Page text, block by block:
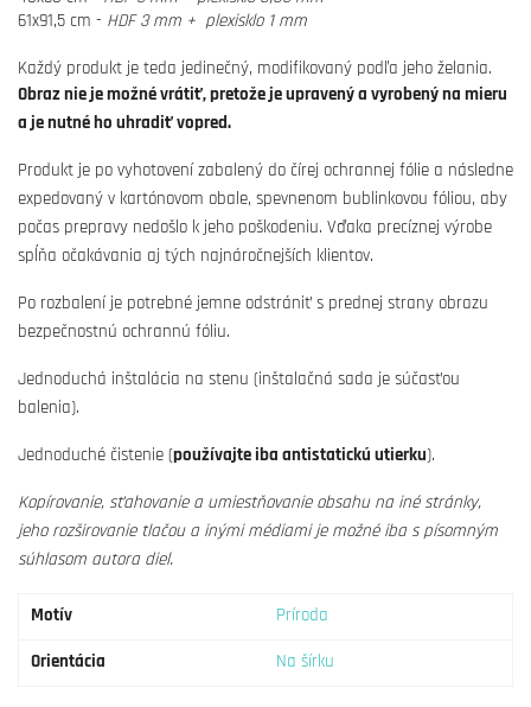
61x91,5 cm - HDF 3 mm + plexisklo 1 mm
Každý produkt je teda jedinečný, modifikovaný podľa jeho želania.
Obraz nie je možné vrátiť, pretože je upravený a vyrobený na mieru
a je nutné ho uhradiť vopred.
Produkt je po vyhotovení zabalený do čírej ochrannej fólie a následne
expedovaný v kartónovom obale, spevnenom bublinkovou fóliou, aby
počas prepravy nedošlo k jeho poškodeniu. Vďaka precíznej výrobe
spĺňa očakávania aj tých najnáročnejších klientov.
Po rozbalení je potrebné jemne odstrániť s prednej strany obrazu
bezpečnostnú ochrannú fóliu.
Jednoduchá inštalácia na stenu (inštalačná sada je súčasťou
balenia).
Jednoduché čistenie (používajte iba antistatickú utierku).
Kopírovanie, sťahovanie a umiestňovanie obsahu na iné stránky,
jeho rozširovanie tlačou a inými médiami je možné iba s písomným
súhlasom autora diel.
Motív Príroda
Orientácia Na šírku